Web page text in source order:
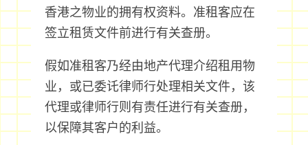
香港之物业的拥有权资料。准租客应在
签立租赁文件前进行有关查册。
假如准租客乃经由地产代理介绍租用物
业，或已委讬律师行处理相关文件，该
代理或律师行则有责任进行有关查册，
以保障其客户的利益。